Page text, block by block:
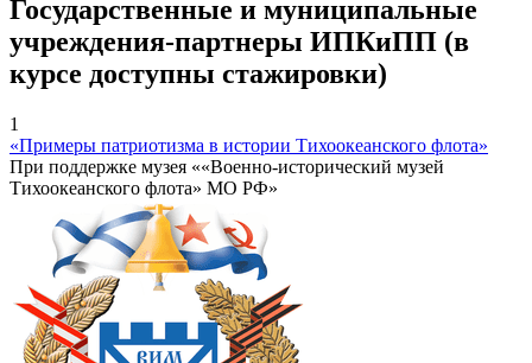
Государственные и муниципальные
учреждения-партнеры ИПКиПП (в
курсе доступны стажировки)
1
«Примеры патриотизма в истории Тихоокеанского флота»
При поддержке музея ««Военно-исторический музей
Тихоокеанского флота» МО РФ»